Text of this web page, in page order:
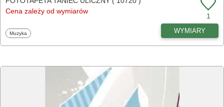
Cena zależy od wymiarów
1
Fototapety
Muzyka WYMIARY